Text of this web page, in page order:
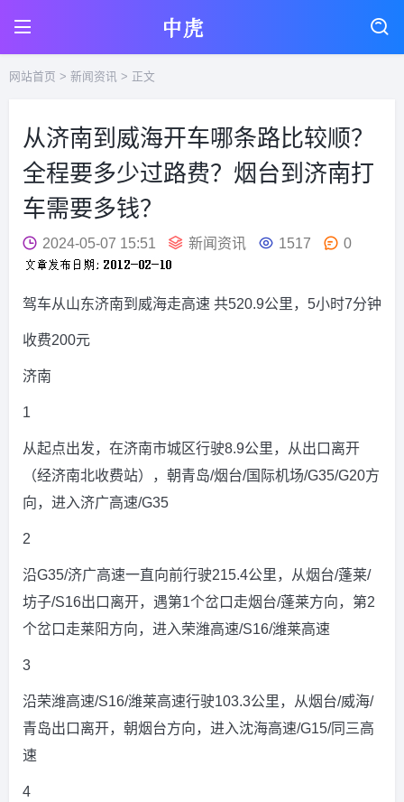
网站首页 > 新闻资讯 > 正文
从济南到威海开车哪条路比较顺？
全程要多少过路费？烟台到济南打
车需要多钱？
2024-05-07 15:51 新闻资讯 1517 0
驾车从山东济南到威海走高速 共520.9公里，5小时7分钟
收费200元
济南
1
从起点出发，在济南市城区行驶8.9公里，从出口离开
（经济南北收费站），朝青岛/烟台/国际机场/G35/G20方
向，进入济广高速/G35
2
沿G35/济广高速一直向前行驶215.4公里，从烟台/蓬莱/
坊子/S16出口离开，遇第1个岔口走烟台/蓬莱方向，第2
个岔口走莱阳方向，进入荣潍高速/S16/潍莱高速
3
沿荣潍高速/S16/潍莱高速行驶103.3公里，从烟台/威海/
青岛出口离开，朝烟台方向，进入沈海高速/G15/同三高
速
4